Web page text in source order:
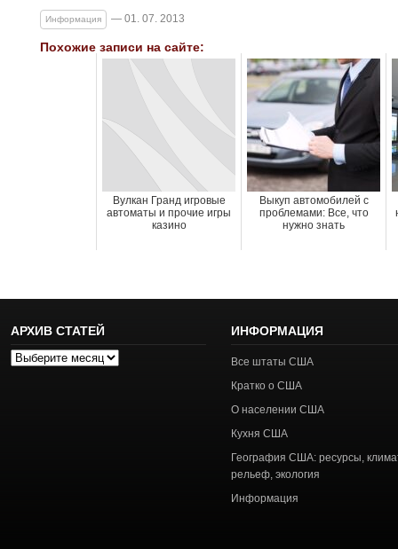
Информация — 01. 07. 2013
Похожие записи на сайте:
Вулкан Гранд игровые
автоматы и прочие игры
казино
Выкуп автомобилей с
проблемами: Все, что
нужно знать
АРХИВ СТАТЕЙ
Архив
ИНФОРМАЦИЯ
Все штаты США
Кратко о США
О населении США
Кухня США
География США: ресурсы,
рельеф, экология
Информация